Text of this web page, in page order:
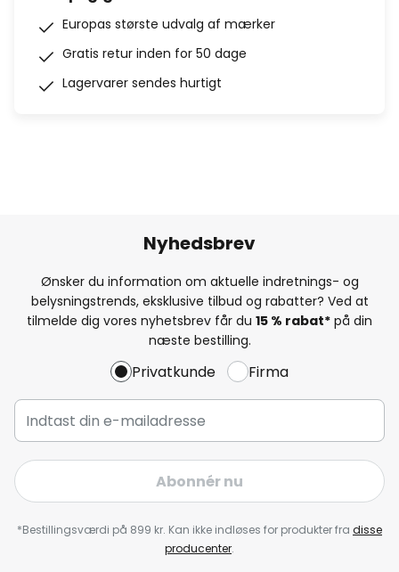
Europas største udvalg af mærker
Gratis retur inden for 50 dage
Lagervarer sendes hurtigt
Nyhedsbrev
Ønsker du information om aktuelle indretnings- og
belysningstrends, eksklusive tilbud og rabatter? Ved at
tilmelde dig vores nyhetsbrev får du 15 % rabat* på din
næste bestilling.
Privatkunde Firma
Abonnér nu
*Bestillingsværdi på 899 kr. Kan ikke indløses for produkter fra disse
producenter.